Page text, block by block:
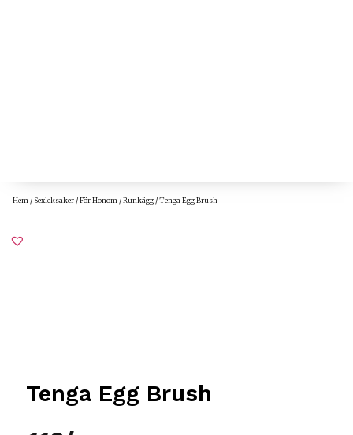
Hem / Sexleksaker /För Honom /Runkägg / Tenga Egg Brush
Tenga Egg Brush